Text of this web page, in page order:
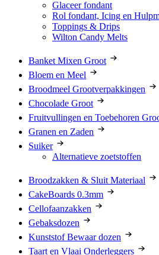
Glaceer fondant
Rol fondant, Icing en
Toppings & Drips
Wilton Candy Melts
Banket Mixen Groot
Bloem en Meel
Broodmeel Grootverpakkingen
Chocolade Groot
Fruitvullingen en Toebehoren
Granen en Zaden
Suiker
Alternatieve zoetstoffen
Broodzakken & Sluit Materiaal
CakeBoards 0.3mm
Cellofaanzakken
Gebaksdozen
Kunststof Bewaar dozen
Taart en Vlaai Onderleggers